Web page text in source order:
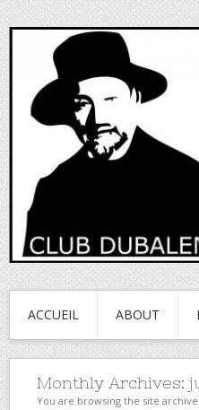
ACCUEIL ABOUT
Monthly Archives:
You are browsing the site